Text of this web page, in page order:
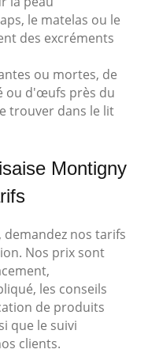
le matelas ou le
des excréments
ou mortes, de
ou d'œufs près du
trouver dans le lit
Montigny
nos tarifs
Nos prix sont
les conseils
de produits
que le suivi
clients.